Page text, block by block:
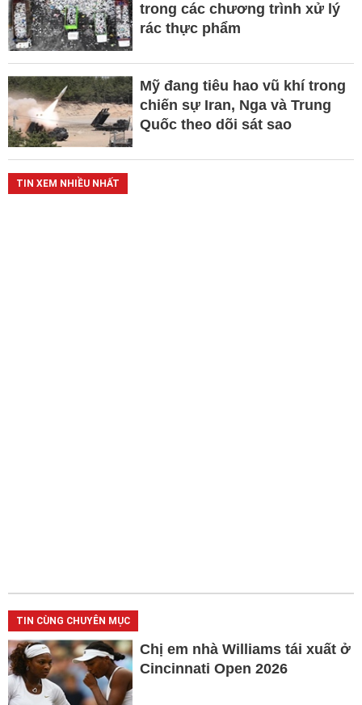
trong các chương trình xử lý
rác thực phẩm
Mỹ đang tiêu hao vũ khí trong
chiến sự Iran, Nga và Trung
Quốc theo dõi sát sao
TIN XEM NHIỀU NHẤT
TIN CÙNG CHUYÊN MỤC
Chị em nhà Williams tái xuất ở
Cincinnati Open 2026